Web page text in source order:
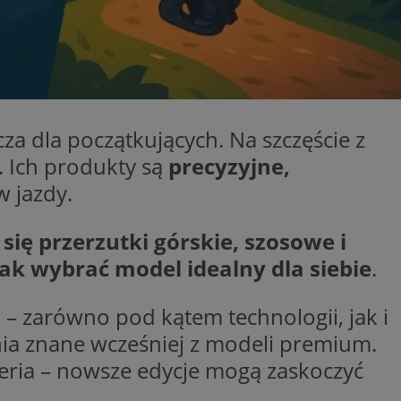
dla początkujących. Na szczęście z
Ich produkty są precyzyjne,
jazdy.
przerzutki górskie, szosowe i
wybrać model idealny dla siebie.
zarówno pod kątem technologii, jak i
znane wcześniej z modeli premium.
– nowsze edycje mogą zaskoczyć
sesji.
sesji.
poprawnie.
o zgodzie
dotyczących
Rejestruje
i ustawień
w kolejnych
wygodę i
powiązany z
Microsoft Clarity
do
w celu śledzenia
multimedialnych